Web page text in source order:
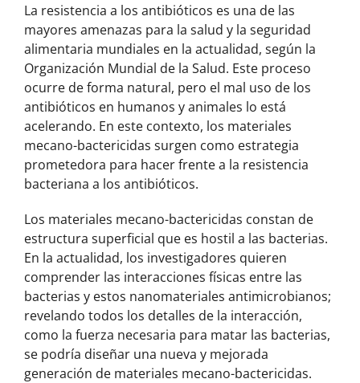
La resistencia a los antibióticos es una de las
mayores amenazas para la salud y la seguridad
alimentaria mundiales en la actualidad, según la
Organización Mundial de la Salud. Este proceso
ocurre de forma natural, pero el mal uso de los
antibióticos en humanos y animales lo está
acelerando. En este contexto, los materiales
mecano-bactericidas surgen como estrategia
prometedora para hacer frente a la resistencia
bacteriana a los antibióticos.
Los materiales mecano-bactericidas constan de
estructura superficial que es hostil a las bacterias.
En la actualidad, los investigadores quieren
comprender las interacciones físicas entre las
bacterias y estos nanomateriales antimicrobianos;
revelando todos los detalles de la interacción,
como la fuerza necesaria para matar las bacterias,
se podría diseñar una nueva y mejorada
generación de materiales mecano-bactericidas.